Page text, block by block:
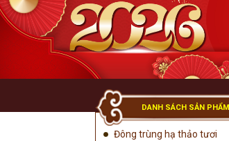
DANH SÁCH SẢN PHẨM
Đông trùng hạ thảo tươi